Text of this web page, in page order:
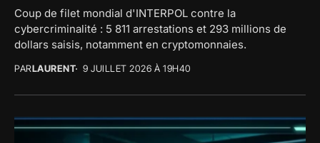
Coup de filet mondial d'INTERPOL contre la
cybercriminalité : 5 811 arrestations et 293 millions de
dollars saisis, notamment en cryptomonnaies.
PARLAURENT 9 JUILLET 2026 À 19H40